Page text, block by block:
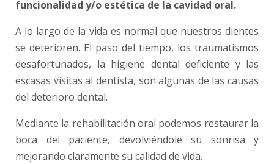
funcionalidad y/o estética de la cavidad oral.
A lo largo de la vida es normal que nuestros dientes
se deterioren. El paso del tiempo, los traumatismos
desafortunados, la higiene dental deficiente y las
escasas visitas al dentista, son algunas de las causas
del deterioro dental.
Mediante la rehabilitación oral podemos restaurar la
boca del paciente, devolviéndole su sonrisa y
mejorando claramente su calidad de vida.